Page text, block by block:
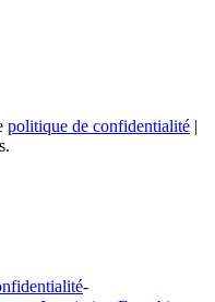
politique de confidentialité |
-